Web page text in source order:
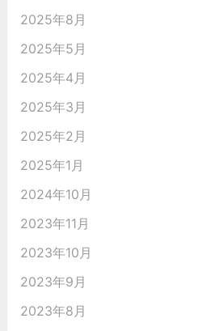
2025年8月
2025年5月
2025年4月
2025年3月
2025年2月
2025年1月
2024年10月
2023年11月
2023年10月
2023年9月
2023年8月